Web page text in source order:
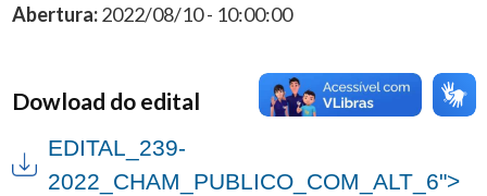
Abertura:2022/08/10 - 10:00:00
Dowload do edital
EDITAL_239-
2022_CHAM_PUBLICO_COM_ALT_6">